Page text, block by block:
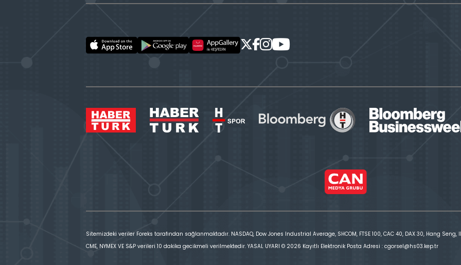
Sitemizdeki veriler Foreks tarafından sağlanmaktadır. NASDAQ, Dow Jones Industrial Average, SHCOM, FTSE 100, CAC 40, DAX 30, Hang Seng,
CME, NYMEX VE S&P verileri 10 dakika gecikmeli verilmektedir. YASAL UYARI © 2026 Kayıtlı Elektronik Posta Adresi : cgorsel@hs03.kep.tr